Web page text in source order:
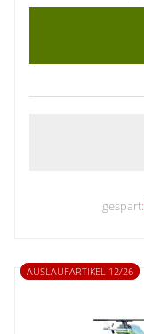
gespart:
AUSLAUFARTIKEL 12/26